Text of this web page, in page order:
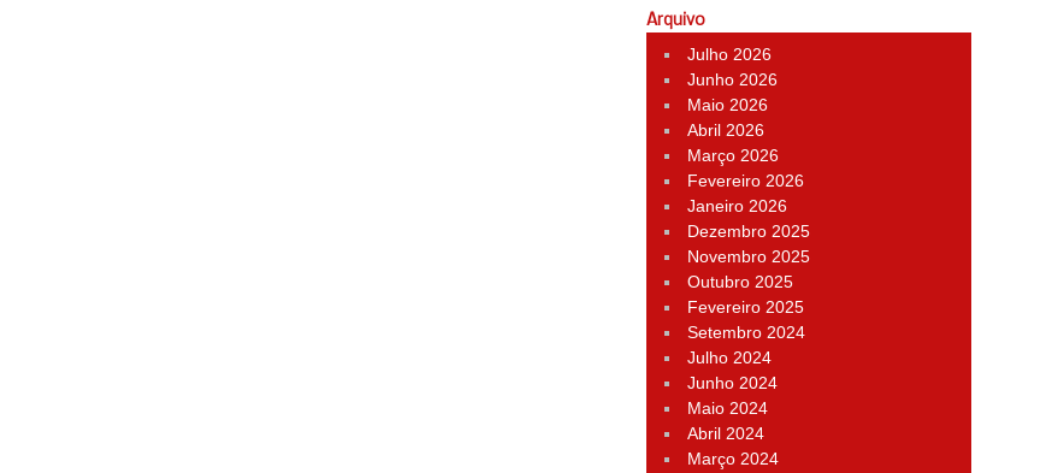
Arquivo
Julho 2026
Junho 2026
Maio 2026
Abril 2026
Março 2026
Fevereiro 2026
Janeiro 2026
Dezembro 2025
Novembro 2025
Outubro 2025
Fevereiro 2025
Setembro 2024
Julho 2024
Junho 2024
Maio 2024
Abril 2024
Março 2024